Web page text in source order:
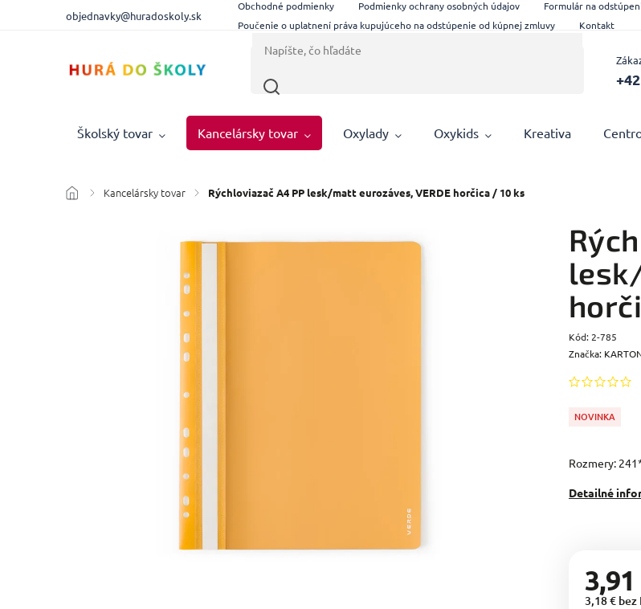
objednavky@huradoskoly.sk
Obchodné podmienky Podmienky ochrany osobných údajov
Formulár na
Poučenie o uplatnení práva kupujúceho na odstúpenie od kúpnej zmluvy
Kontakt
Školský tovar Kancelársky tovar Oxylady Oxykids Kreativa
/ Kancelársky tovar / Rýchloviazač A4 PP lesk/matt eurozáves, VERDE horčica / 10 ks
Kód: 2-785
NOVINKA
Rozmery:
Detailné
Značka:
3,18 € bez